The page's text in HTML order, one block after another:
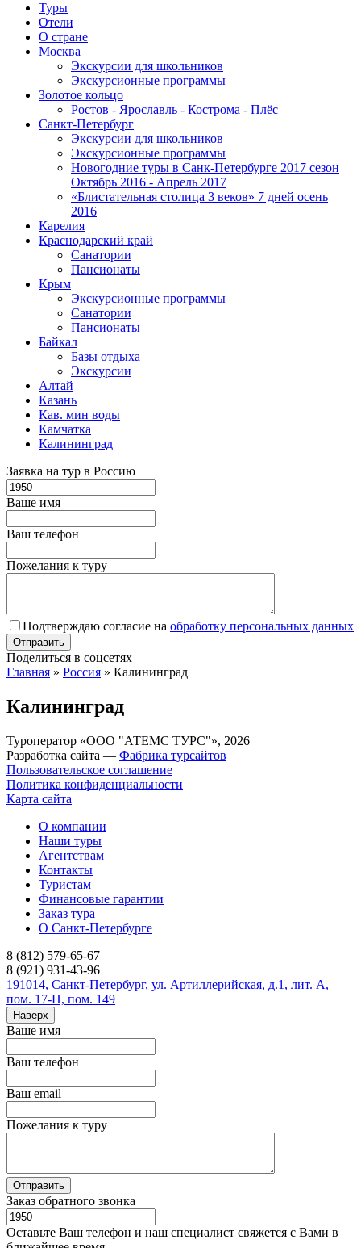
Туры
Отели
О стране
Москва
Экскурсии для школьников
Экскурсионные программы
Золотое кольцо
Ростов - Ярославль - Кострома - Плёс
Санкт-Петербург
Экскурсии для школьников
Экскурсионные программы
Новогодние туры в Санк-Петербурге 2017 сезон
Октябрь 2016 - Апрель 2017
«Блистательная столица 3 веков» 7 дней осень
2016
Карелия
Краснодарский край
Санатории
Пансионаты
Крым
Экскурсионные программы
Санатории
Пансионаты
Байкал
Базы отдыха
Экскурсии
Алтай
Казань
Кав. мин воды
Камчатка
Калининград
Заявка на тур в Россию
Ваше имя
Ваш телефон
Пожелания к туру
Подтверждаю согласие на обработку персональных данных
Поделиться в соцсетях
Главная » Россия » Калининград
Калининград
Туроператор «ООО "АТЕМС ТУРС"», 2026
Разработка сайта — Фабрика турсайтов
Пользовательское соглашение
Политика конфиденциальности
Карта сайта
О компании
Наши туры
Агентствам
Контакты
Туристам
Финансовые гарантии
Заказ тура
О Санкт-Петербурге
8 (812) 579-65-67
8 (921) 931-43-96
191014, Санкт-Петербург, ул. Артиллерийская, д.1, лит. А,
пом. 17-Н, пом. 149
Наверх
Ваше имя
Ваш телефон
Ваш email
Пожелания к туру
Заказ обратного звонка
Оставьте Ваш телефон и наш специалист свяжется с Вами в